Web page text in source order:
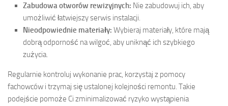
Zabudowa otworów rewizyjnych: Nie zabudowuj ich, aby
umożliwić łatwiejszy serwis instalacji.
Nieodpowiednie materiały: Wybieraj materiały, które mają
dobrą odporność na wilgoć, aby uniknąć ich szybkiego
zużycia.
Regularnie kontroluj wykonanie prac, korzystaj z pomocy
fachowców i trzymaj się ustalonej kolejności remontu. Takie
podejście pomoże Ci zminimalizować ryzyko wystąpienia